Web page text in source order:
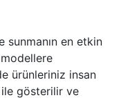
en etkin
ürünleriniz insan
gösterilir ve